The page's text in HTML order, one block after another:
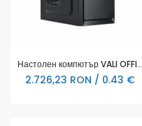
Настолен компютър VALI OFFICE PREMIUM
2.726,23 RON / 0.43 €